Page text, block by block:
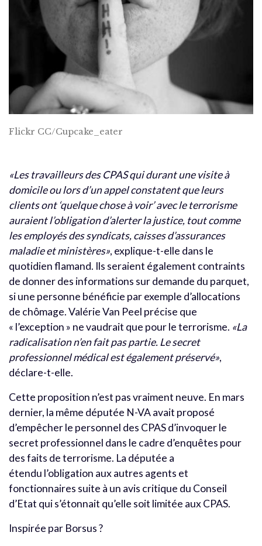
Flickr CC/Cupcake_eater
«Les travailleurs des CPAS qui durant une visite à
domicile ou lors d’un appel constatent que leurs
clients ont ‘quelque chose à voir’ avec le terrorisme
auraient l’obligation d’alerter la justice, tout comme
les employés des syndicats, caisses d’assurances
maladie et ministères», explique-t-elle dans le
quotidien flamand. Ils seraient également contraints
de donner des informations sur demande du parquet,
si une personne bénéficie par exemple d’allocations
de chômage. Valérie Van Peel précise que
« l’exception » ne vaudrait que pour le terrorisme. «La
radicalisation n’en fait pas partie. Le secret
professionnel médical est également préservé»,
déclare-t-elle.
Cette proposition n’est pas vraiment neuve. En mars
dernier, la même députée N-VA avait proposé
d’empêcher le personnel des CPAS d’invoquer le
secret professionnel dans le cadre d’enquêtes pour
des faits de terrorisme. La députée a
étendu l’obligation aux autres agents et
fonctionnaires suite à un avis critique du Conseil
d’Etat qui s’étonnait qu’elle soit limitée aux CPAS.
Inspirée par Borsus ?